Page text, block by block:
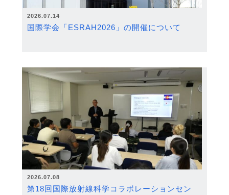
2026.07.14
国際学会「ESRAH2026」の開催について
2026.07.08
第18回国際放射線科学コラボレーションセン